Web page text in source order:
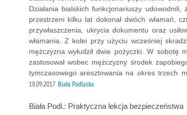
Działania bialskich funkcjonariuszy udowodnili,
przestrzeni kilku lat dokonał dwóch włamań,
przywłaszczenia, ukrycia dokumentu oraz
włamania. Z kolei przy użyciu wcześniej
mężczyzna wyłudził dwie pożyczki. W sobotę
zastosował wobec mężczyzny środek
tymczasowego aresztowania na okres trzech
18.09.2017 Biała Podlaska
Biała Podl.: Praktyczna lekcja bezpieczeństwa